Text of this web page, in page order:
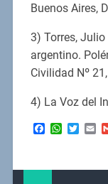
Buenos Aires,
3) Torres, Julio
argentino.
Civilidad Nº
4) La Voz del
Facebook